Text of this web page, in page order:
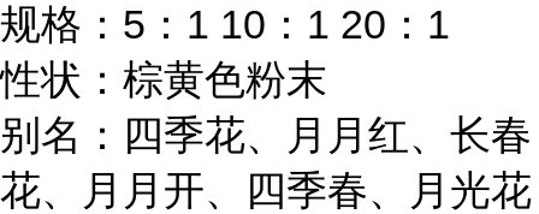
规格： 5 ： 1 10 ： 1 20 ： 1
性状：棕黄色粉末
别名：四季花、月月红、长春
花、月月开、四季春、月光花